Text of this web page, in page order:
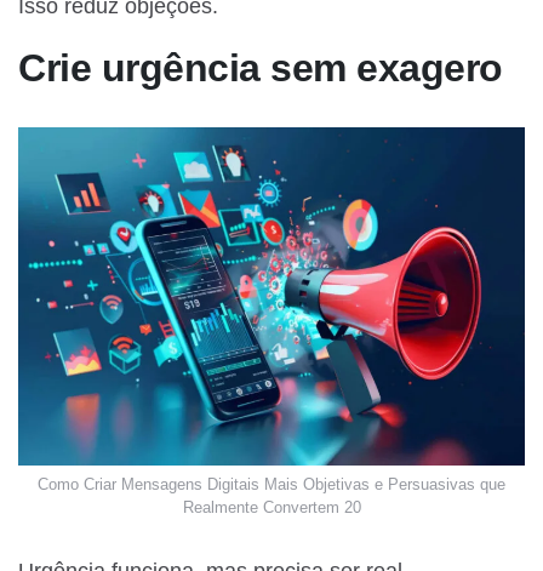
Isso reduz objeções.
Crie urgência sem exagero
Como Criar Mensagens Digitais Mais Objetivas e Persuasivas que
Realmente Convertem 20